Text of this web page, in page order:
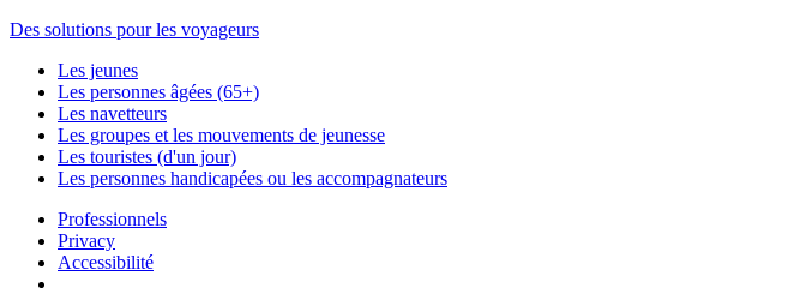
Des solutions pour les voyageurs
Les jeunes
Les personnes âgées (65+)
Les navetteurs
Les groupes et les mouvements de jeunesse
Les touristes (d'un jour)
Les personnes handicapées ou les accompagnateurs
Professionnels
Privacy
Accessibilité